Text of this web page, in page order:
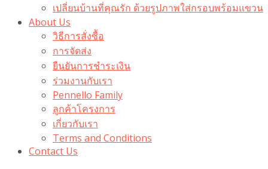
เปลี่ยนบ้านที่คุณรัก ด้วยรูปภาพใส่กรอบพร้อมแขวน​
About Us
วิธีการสั่งซื้อ
การจัดส่ง
ยืนยันการชำระเงิน
ร่วมงานกับเรา
Pennello Family
ลูกค้าโครงการ
เกี่ยวกับเรา
Terms and Conditions
Contact Us